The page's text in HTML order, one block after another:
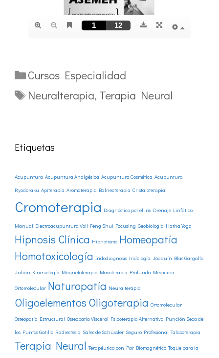
Categorías
Cursos Especialidad
Etiquetas
Neuralterapia, Terapia Neural
Etiquetas
Acupuntura Acupuntura Analgésica Acupuntura Cosmética Acupuntura
Ryodoraku Apiterapia Aromaterapia Balneoterapia Cristaloterapia
Cromoterapia Diagnóstico por el iris Drenaje Linfático
Manual Electroacupuntura Voll Feng Shui Focusing Geobiologia Hatha Yoga
Hipnosis Clínica Hipnotismo Homeopatía
Homotoxicología Iridodiagnosis Iridología Joaquín Blas Gargallo
Julián Kinesiología Magnetoterapia Masoterapia Profunda Medicina
Ortomolecular Naturopatía Neuralterapia
Oligoelementos Oligoterapia Ortomolecular
Osteopatía Estructural Osteopatía Visceral Psicoterapia Alternativa Punción Seca de
los Puntos Gatillo Radiestesia Sales de Schüssler Seguro Profesional Talasoterapia
Terapia Neural Terapéutica con Par Biomagnético Toque para la